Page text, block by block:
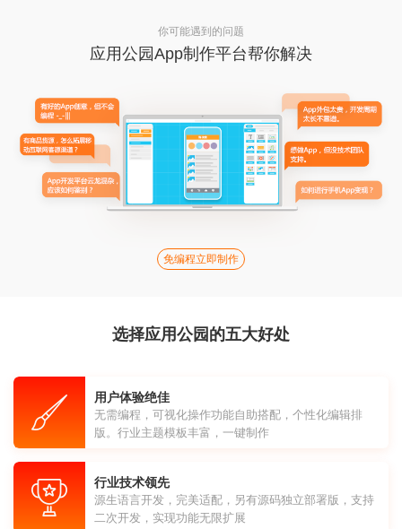
你可能遇到的问题
应用公园App制作平台帮你解决
免编程立即制作
选择应用公园的五大好处
用户体验绝佳
无需编程，可视化操作功能自助搭配，个性化编辑排
版。行业主题模板丰富，一键制作
行业技术领先
源生语言开发，完美适配，另有源码独立部署版，支持
二次开发，实现功能无限扩展